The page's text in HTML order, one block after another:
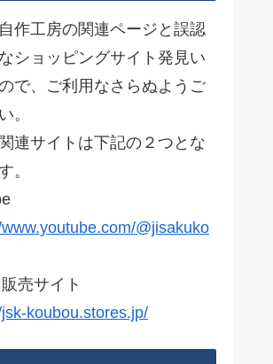
作工房の関連ページと誤認
ショッピングサイト発見い
で、ご利用なさらぬようご
。
連サイトは下記の２つとな
。
@jisakuko
売サイト
koubou.stores.jp/